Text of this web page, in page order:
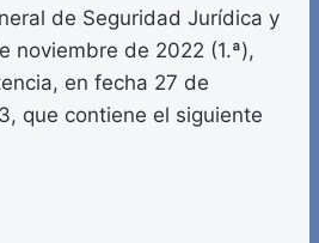
de Seguridad Jurídica y
noviembre de 2022 (1.ª),
en fecha 27 de
que contiene el siguiente